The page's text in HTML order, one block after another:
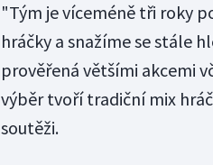
"Tým je víceméně tři roky
hráčky a snažíme se stále
prověřená většími akcemi
výběr tvoří tradiční mix
soutěži.